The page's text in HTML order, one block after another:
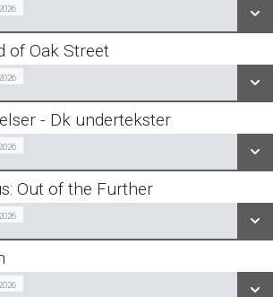
LÆS MERE
Bio premiere 13/08
SE ALLE DAGE
LÆS MERE
of Oak Street
SE ALLE DAGE
LÆS MERE
- Dk undertekster
Halv-pris event 18/08
SE ALLE DAGE
LÆS MERE
Out of the Further
SE ALLE DAGE
Forpremiere 22/08